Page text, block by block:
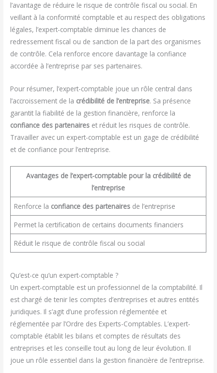
l’avantage de réduire le risque de contrôle fiscal ou social. En
veillant à la conformité comptable et au respect des obligations
légales, l’expert-comptable diminue les chances de
redressement fiscal ou de sanction de la part des organismes
de contrôle. Cela renforce encore davantage la confiance
accordée à l’entreprise par ses partenaires.
Pour résumer, l’expert-comptable joue un rôle central dans
l’accroissement de la crédibilité de l’entreprise. Sa présence
garantit la fiabilité de la gestion financière, renforce la
confiance des partenaires et réduit les risques de contrôle.
Travailler avec un expert-comptable est un gage de crédibilité
et de confiance pour l’entreprise.
Avantages de l’expert-comptable pour la crédibilité de
l’entreprise
Renforce la confiance des partenairesde l’entreprise
Permet la certification de certains documents financiers
Réduit le risque de contrôle fiscal ou social
Qu’est-ce qu’un expert-comptable ?
Un expert-comptable est un professionnel de la comptabilité. Il
est chargé de tenir les comptes d’entreprises et autres entités
juridiques. Il s’agit d’une profession réglementée et
réglementée par l’Ordre des Experts-Comptables. L’expert-
comptable établit les bilans et comptes de résultats des
entreprises et les conseille tout au long de leur évolution. Il
joue un rôle essentiel dans la gestion financière de l’entreprise.